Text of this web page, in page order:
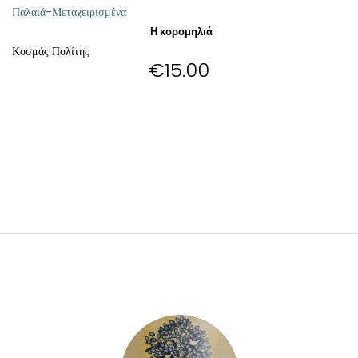
Παλαιά-Μεταχειρισμένα
Η κορομηλιά
Κοσμάς Πολίτης
€15.00